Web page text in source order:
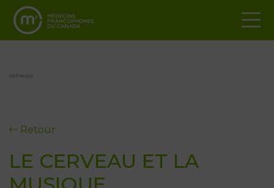
cerveau
Retour
LE CERVEAU ET LA